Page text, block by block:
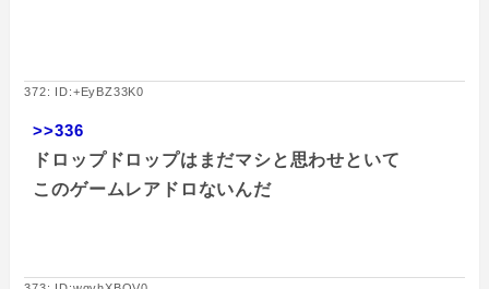
372: ID:+EyBZ33K0
>>336
ドロップドロップはまだマシと思わせといて
このゲームレアドロないんだ